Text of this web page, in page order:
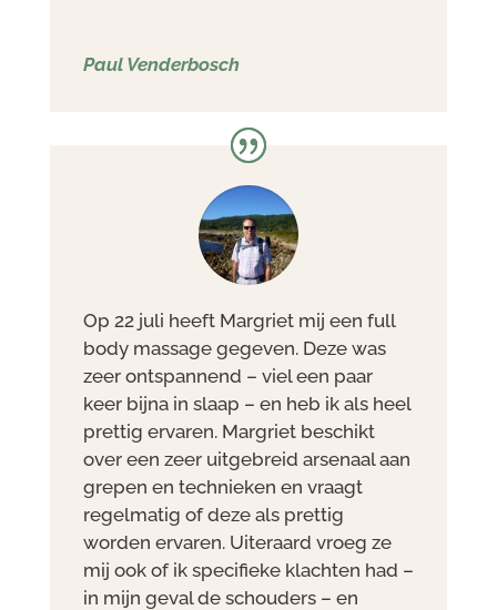
Paul Venderbosch
Op 22 juli heeft Margriet mij een full
body massage gegeven. Deze was
zeer ontspannend – viel een paar
keer bijna in slaap – en heb ik als heel
prettig ervaren. Margriet beschikt
over een zeer uitgebreid arsenaal aan
grepen en technieken en vraagt
regelmatig of deze als prettig
worden ervaren. Uiteraard vroeg ze
mij ook of ik specifieke klachten had –
in mijn geval de schouders – en